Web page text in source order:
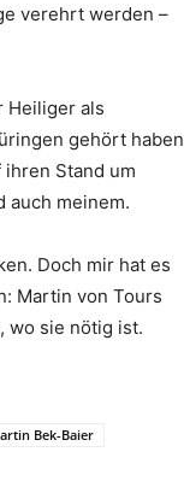
verehrt werden –
Heiliger als
gehört haben
Stand um
auch meinem.
Doch mir hat es
Martin von Tours
wo sie nötig ist.
Bek-Baier